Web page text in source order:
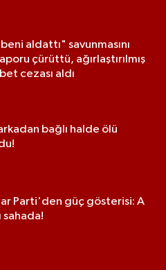
aldattı" savunmasını
çürüttü, ağırlaştırılmış
cezası aldı
bağlı halde ölü
Parti'den güç gösterisi: A
sahada!